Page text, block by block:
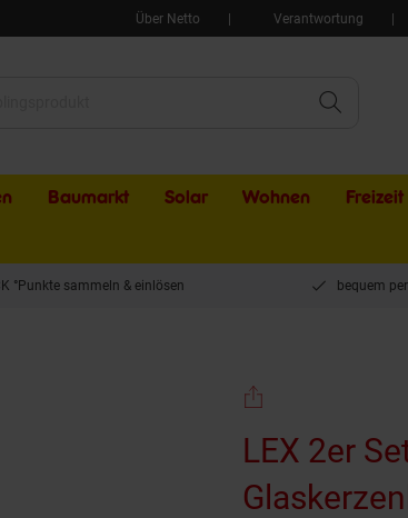
Über Netto Verantwortung
Baumarkt Solar Wohnen Freizeit
°Punkte sammeln & einlösen bequem
LEX 2er